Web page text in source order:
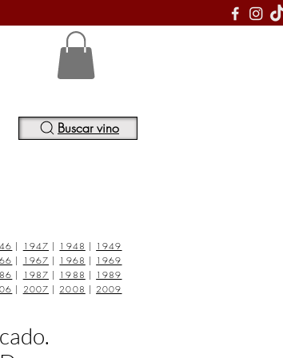
Buscar vino
| 1947 | 1948 | 1949
| 1967 | 1968 | 1969
| 1987 | 1988 | 1989
| 2007 | 2008 | 2009